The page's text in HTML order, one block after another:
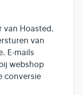
van Hoasted.
van
E-mails
webshop
conversie